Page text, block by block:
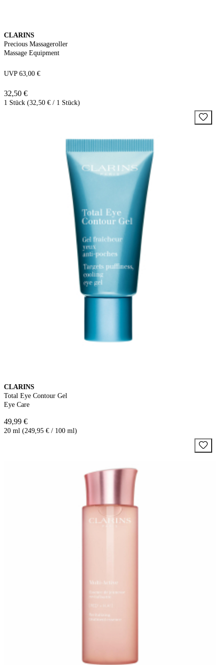
CLARINS
Precious Massageroller
Massage Equipment
UVP 63,00 €
32,50 €
1 Stück (32,50 € / 1 Stück)
CLARINS
Total Eye Contour Gel
Eye Care
49,99 €
20 ml (249,95 € / 100 ml)